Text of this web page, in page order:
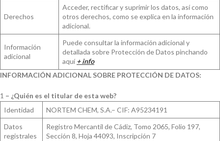
Derechos
Acceder, rectificar y suprimir los datos, así como
otros derechos, como se explica en la información
adicional.
Información
adicional
Puede consultar la información adicional y
detallada sobre Protección de Datos pinchando
aquí + info
INFORMACIÓN ADICIONAL SOBRE PROTECCIÓN DE DATOS:
1 – ¿Quién es el titular de esta web?
Identidad
NORTEM CHEM, S.A.– CIF: A95234191
Datos
registrales
Registro Mercantil de Cádiz, Tomo 2065, Folio 197,
Sección 8, Hoja 44093, Inscripción 7